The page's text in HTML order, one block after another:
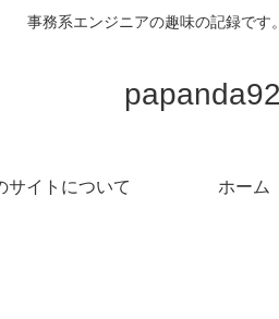
事務系エンジニアの趣味の記録です
サイトについて ホーム